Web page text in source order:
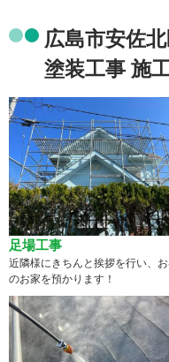
広島市安佐
塗装工事 施
足場工事
近隣様にきちんと挨拶を行い、
のお家を預かります！